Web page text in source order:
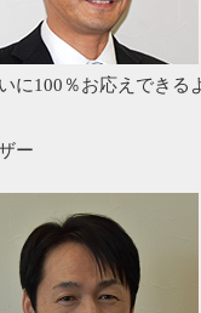
に100％お応えできる
ー